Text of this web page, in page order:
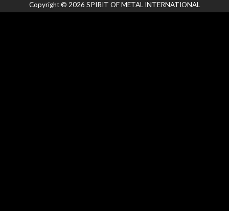
Copyright © 2026 SPIRIT OF METAL INTERNATIONAL